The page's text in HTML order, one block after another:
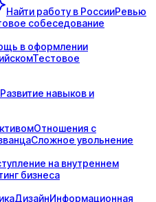
Найти работу в РоссииРевью
собеседование
в оформлении
Тестовое
Развитие навыков и
Отношения с
Сложное увольнение
на внутреннем
бизнеса
ДизайнИнформационная